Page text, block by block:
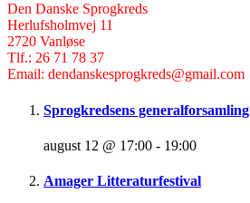
Den Danske Sprogkreds
Herlufsholmvej 11
2720 Vanløse
Tlf.: 26 71 78 37
Email: dendanskesprogkreds@gmail.com
Sprogkredsens generalforsamling
august 12 @ 17:00 - 19:00
Amager Litteraturfestival